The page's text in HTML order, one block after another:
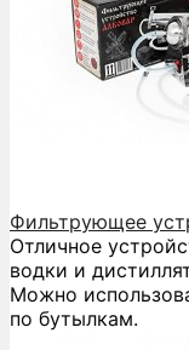
Фильтрующее
Отличное
водки и
Можно
по бутылкам.